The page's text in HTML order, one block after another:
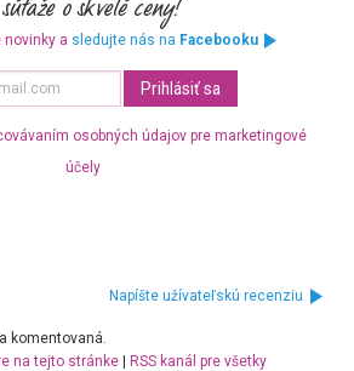
novinky a sledujte nás na Facebooku
osobných údajov pre marketingové
účely
Napíšte užívateľskú recenziu
komentovaná.
na tejto stránke| RSS kanál pre všetky